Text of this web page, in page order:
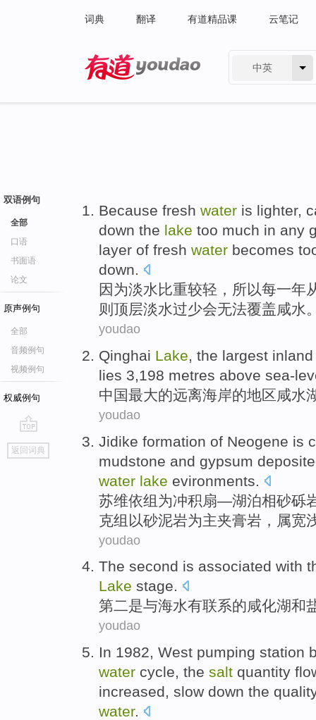
词典 翻译 有道精品课 云笔记
中英
双语例句
全部
口语
书面语
论文
原声例句
全部
音频例句
视频例句
权威例句
go
top
返回词典
Because fresh water is lighter,
down the lake too much in any
layer of fresh water becomes
down.
因为淡水比重较轻，所以每一年
则顶层淡水过少会无法覆盖咸水
youdao
Qinghai Lake, the largest inland
lies 3,198 metres above sea-
中国最大的远离海岸的地区咸水
youdao
Jidike formation of Neogene is
mudstone and gypsum
water lake evironments.
苏维依组为冲积扇—湖泊相砂砾
克组以砂泥岩为主夹膏岩，属宽
youdao
The second is associated with
Lake stage.
第二是与海水有联系的咸化湖和
youdao
In 1982, West pumping station
water cycle, the salt quantity
increased, slow down the
water.